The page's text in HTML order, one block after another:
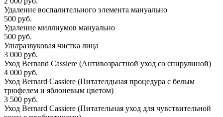
Удаление воспалительного элемента мануально
500 руб.
Удаление миллиумов мануально
500 руб.
Ультразвуковая чистка лица
3 000 руб.
Уход Bernand Cassiere (Антивозрастной уход со спирулиной)
4 000 руб.
Уход Bernard Cassiere (Питателдьная процедура с белым
трюфелем и яблоневым цветом)
3 500 руб.
Уход Bernard Cassiere (Питательная уход для чувствительной